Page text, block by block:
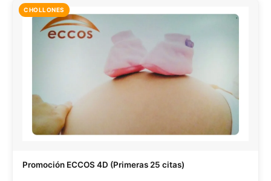
CHOLLONES
Promoción ECCOS 4D (Primeras 25 citas)